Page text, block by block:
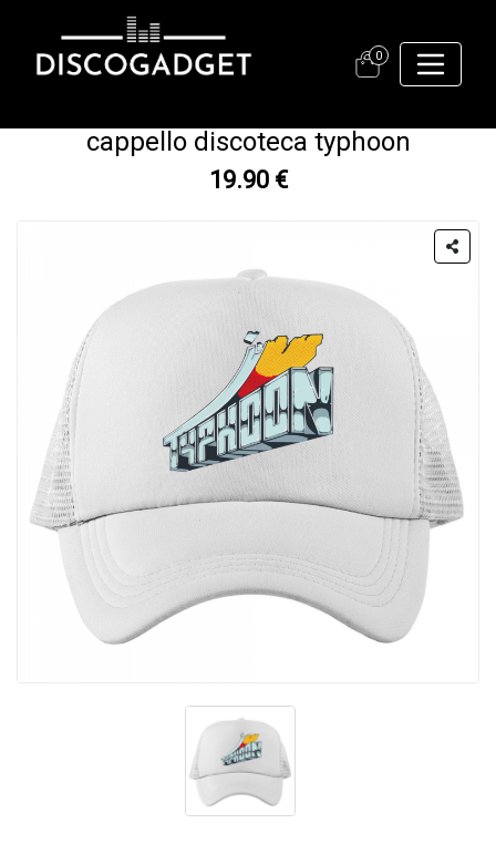
0
cappello discoteca typhoon
19.90 €